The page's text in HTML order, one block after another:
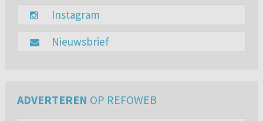
Instagram
Nieuwsbrief
ADVERTEREN OP REFOWEB